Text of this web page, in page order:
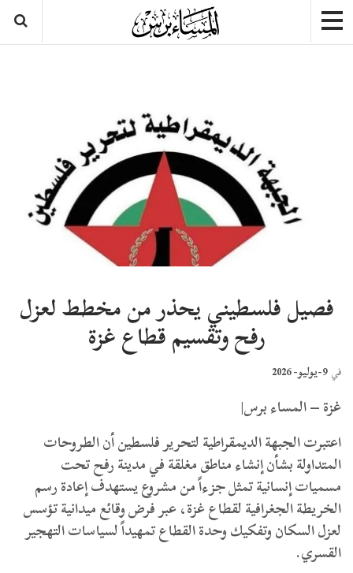
فصيل فلسطيني يحذر من مخطط لعزل
رفح وتقسيم قطاع غزة
في 9-يوليو- 2026
غزة – المساء برس|
اعتبرت الجبهة الديمقراطية لتحرير فلسطين أن الطروحات
المتداولة بشأن إنشاء مناطق مغلقة في مدينة رفح تحت
مسميات إنسانية تمثل جزءاً من مشروع يستهدف إعادة رسم
الخريطة الجغرافية لقطاع غزة، عبر فرض وقائع ميدانية تؤسس
لعزل السكان وتفكيك وحدة القطاع تمهيداً لسياسات التهجير
القسري.